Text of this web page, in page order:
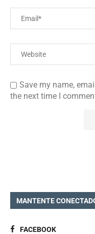
Save my name,
the next time I
MANTENTE
FACEBOOK